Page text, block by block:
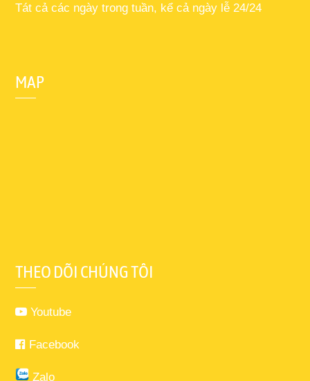
Tát cả các ngày trong tuần, kể cả ngày lễ 24/24
MAP
THEO DÕI CHÚNG TÔI
Youtube
Facebook
Zalo